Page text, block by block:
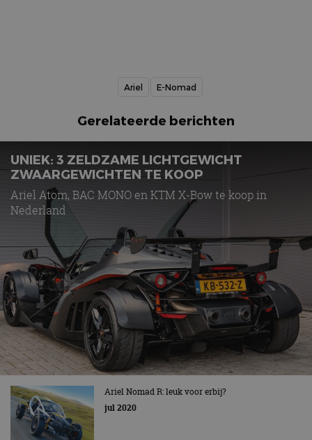
Ariel E-Nomad
Gerelateerde berichten
UNIEK: 3 ZELDZAME LICHTGEWICHT
ZWAARGEWICHTEN TE KOOP
Ariel Atom, BAC MONO en KTM X-Bow te koop in
Nederland
Ariel Nomad R: leuk voor erbij?
jul 2020